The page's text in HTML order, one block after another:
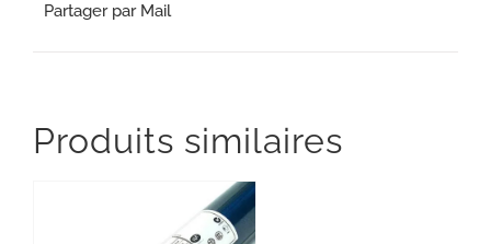
Partager par Mail
Produits similaires